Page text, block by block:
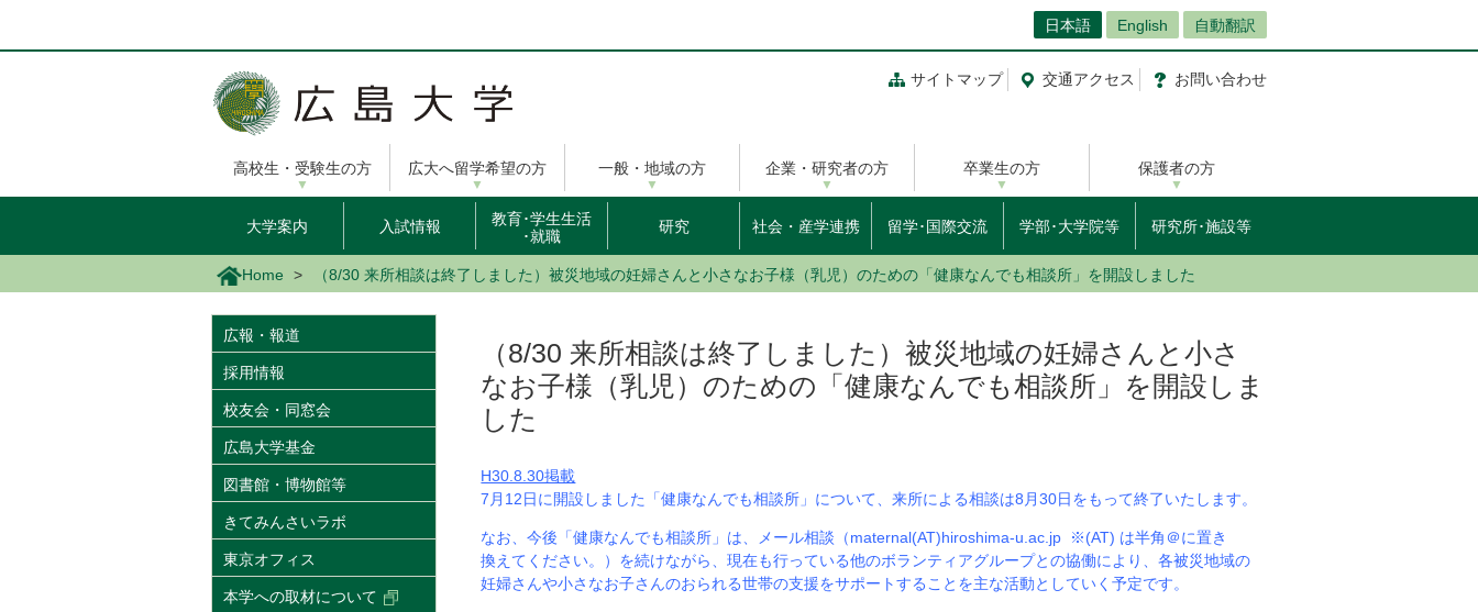
ン
に
日本語 English 自動翻訳
サイトマップ 交通アクセス お問い合わせ
高校生・受験生の方 広大へ留学希望の方 一般・地域の方 企業・研究者の方 卒業生の方 保護者の方
大学案内 入試情報
教育･学生生活
･就職
研究 社会・産学連携 留学･国際交流 学部･大学院等 研究所･施設等
Home （8/30 来所相談は終了しました）被災地域の妊婦さんと小さなお子様（乳児）のための「健康なんでも相談所」を開設しました
（8/30 来所相談は終了しました）被災地域の妊婦さんと小さ
なお子様（乳児）のための「健康なんでも相談所」を開設しま
した
H30.8.30掲載
7月12日に開設しました「健康なんでも相談所」について、来所による相談は8月30日をもって終了いたします。
なお、今後「健康なんでも相談所」は、メール相談（maternal(AT)hiroshima-u.ac.jp ※(AT) は半角＠に置き
換えてください。 ）を続けながら、現在も行っている他のボランティアグループとの協働により、各被災地域の
妊婦さんや小さなお子さんのおられる世帯の支援をサポートすることを主な活動としていく予定です。
広報・報道
採用情報
校友会・同窓会
広島大学基金
図書館・博物館等
きてみんさいラボ
東京オフィス
本学への取材について